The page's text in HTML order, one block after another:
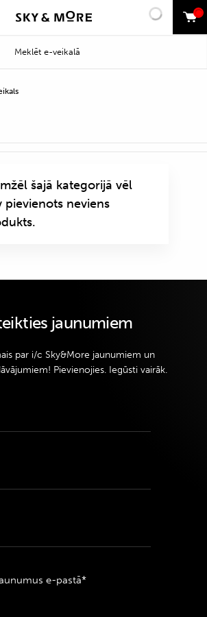
0
šajā kategorijā vēl
pievienots neviens
jaunumiem
par i/c Sky&More jaunumiem un
Pievienojies. Iegūsti vairāk.
e-pastā*